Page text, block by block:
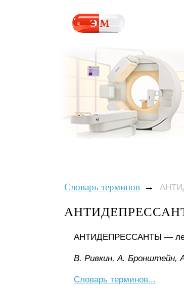
Словарь терминов →
АНТИДЕПРЕССАНТЫ —
B. Pивкин, A. Бpoнштeйн,
Словарь терминов...